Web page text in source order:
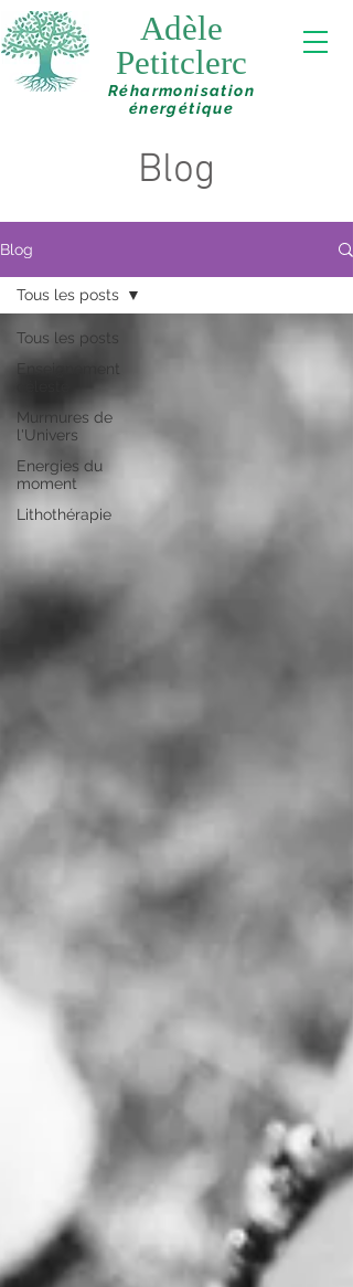
Adèle
Petitclerc
Réharmonisation
énergétique
Blog
Blog
Tous les posts
Enseignement
Murmures de
l'Univers
Energies du
moment
Lithothérapie
Tous les posts